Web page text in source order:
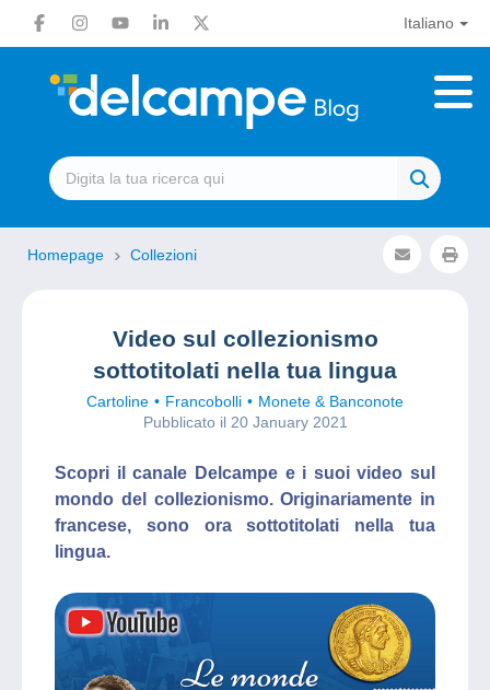
Italiano
Homepage Collezioni
Video sul collezionismo
sottotitolati nella tua lingua
Cartoline Francobolli
Monete & Banconote
Pubblicato il 20 January 2021
Scopri il canale Delcampe e i suoi video sul
mondo del collezionismo. Originariamente in
francese, sono ora sottotitolati nella tua
lingua.